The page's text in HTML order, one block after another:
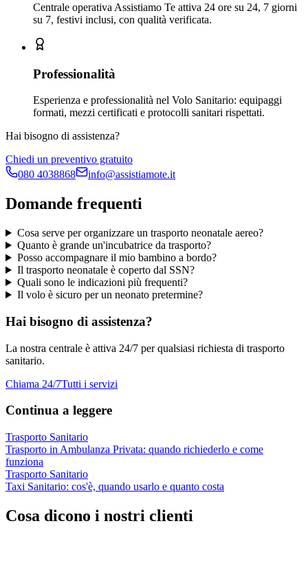
Centrale operativa Assistiamo Te attiva 24 ore su 24, 7 giorni
su 7, festivi inclusi, con qualità verificata.
Professionalità
Esperienza e professionalità nel Volo Sanitario: equipaggi
formati, mezzi certificati e protocolli sanitari rispettati.
Hai bisogno di assistenza?
Chiedi un preventivo gratuito
080 4038868
info@assistiamote.it
Domande frequenti
Cosa serve per organizzare un trasporto neonatale aereo?
Quanto è grande un'incubatrice da trasporto?
Posso accompagnare il mio bambino a bordo?
Il trasporto neonatale è coperto dal SSN?
Quali sono le indicazioni più frequenti?
Il volo è sicuro per un neonato pretermine?
Hai bisogno di assistenza?
La nostra centrale è attiva 24/7 per qualsiasi richiesta di trasporto
sanitario.
Chiama 24/7Tutti i servizi
Continua a leggere
Trasporto Sanitario
Trasporto in Ambulanza Privata: quando richiederlo e come
funziona
Trasporto Sanitario
Taxi Sanitario: cos'è, quando usarlo e quanto costa
Cosa dicono i nostri clienti